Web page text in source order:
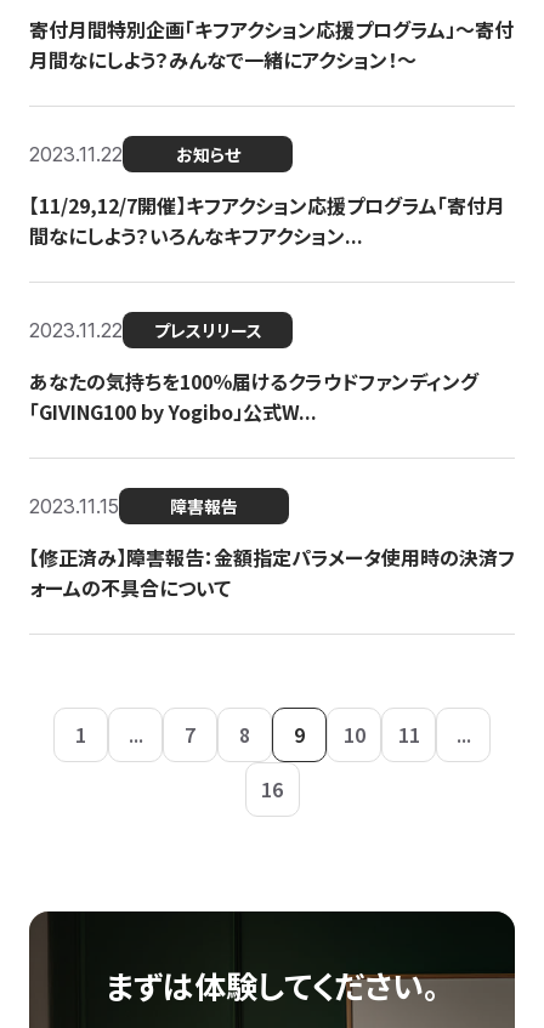
寄付月間特別企画「キフアクション応援プログラム」〜寄付
月間なにしよう？みんなで一緒にアクション！〜
2023.11.22 お知らせ
【11/29,12/7開催】キフアクション応援プログラム「寄付月
間なにしよう？いろんなキフアクション...
2023.11.22 プレスリリース
あなたの気持ちを100％届けるクラウドファンディング
「GIVING100 by Yogibo」公式W...
2023.11.15 障害報告
【修正済み】障害報告：金額指定パラメータ使用時の決済フ
ォームの不具合について
1 ... 7 8 9 10 11
...
16
まずは体験してください。